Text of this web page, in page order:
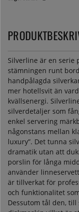
Silverline är en serie
stämningen runt
handpålagda
mer hotellsvit än
kvällsenergi.
silverdetaljer som
enkel servering
någonstans mellan
luxury”. Det tunna
dramatik utan att
porslin för långa
använder
är tillverkat för
och funktionalitet
Dessutom tål den,